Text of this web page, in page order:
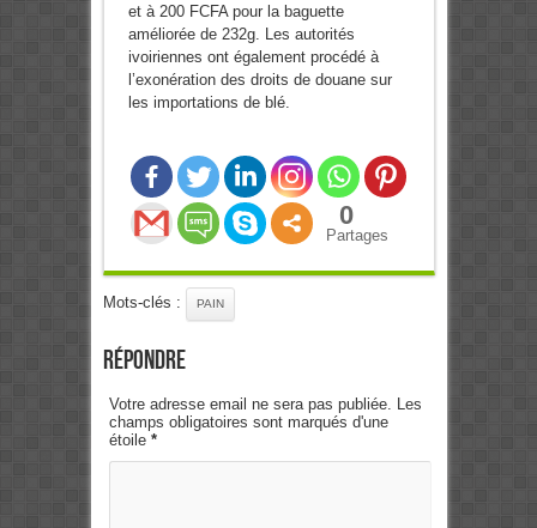
et à 200 FCFA pour la baguette
améliorée de 232g. Les autorités
ivoiriennes ont également procédé à
l’exonération des droits de douane sur
les importations de blé.
0
Partages
Mots-clés : PAIN
Répondre
Votre adresse email ne sera pas publiée. Les
champs obligatoires sont marqués d'une
étoile *